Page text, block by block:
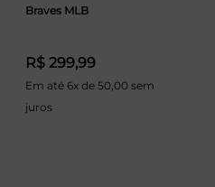
Braves MLB
R$ 299,99
Em até 6x de 50,00 sem
juros